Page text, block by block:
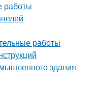
работы
работы
здания